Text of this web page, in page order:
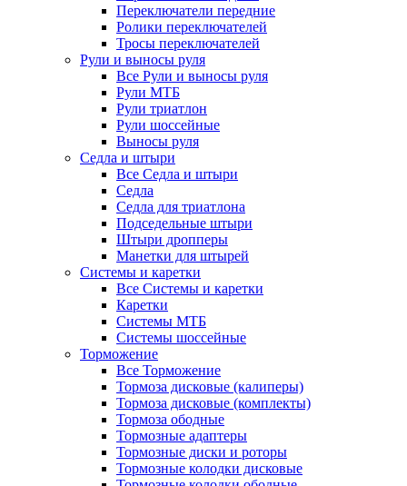
Переключатели передние
Ролики переключателей
Тросы переключателей
Рули и выносы руля
Все Рули и выносы руля
Рули МТБ
Рули триатлон
Рули шоссейные
Выносы руля
Седла и штыри
Все Седла и штыри
Седла
Седла для триатлона
Подседельные штыри
Штыри дропперы
Манетки для штырей
Системы и каретки
Все Системы и каретки
Каретки
Системы МТБ
Системы шоссейные
Торможение
Все Торможение
Тормоза дисковые (калиперы)
Тормоза дисковые (комплекты)
Тормоза ободные
Тормозные адаптеры
Тормозные диски и роторы
Тормозные колодки дисковые